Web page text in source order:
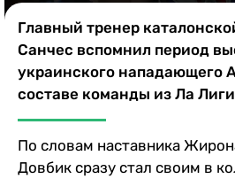
Главный тренер
Санчес вспомнил период
украинского нападающего
составе команды из Ла
По словам наставника
Довбик сразу стал своим в